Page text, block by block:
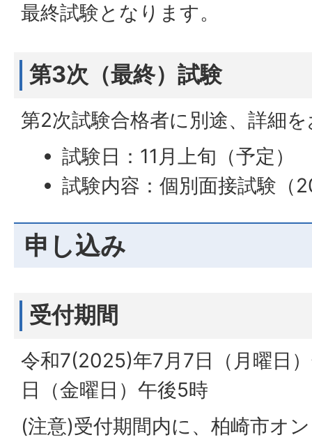
最終試験となります。
第3次（最終）試験
第2次試験合格者に別途、詳細
試験日：11月上旬（予定）
試験内容：個別面接試験（
申し込み
受付期間
令和7(2025)年7月7日（月曜日
日（金曜日）午後5時
(注意)受付期間内に、柏崎市オ